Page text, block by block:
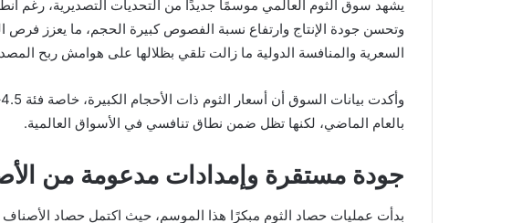
يشهد سوق الثوم العالمي موسمًا جديدًا من التحديات التصديرية، رغم
وتحسن جودة الإنتاج وارتفاع نسبة الفصوص كبيرة الحجم، ما يعزز فرص
السعرية والمنافسة الدولية ما زالت تلقي بظلالها على هوامش ربح
بالعام الماضي، لكنها تظل ضمن نطاق تنافسي في الأسواق العالمية.
جودة مستقرة وإمدادات مدعومة من
بدأت عمليات حصاد الثوم مبكرًا هذا الموسم، حيث اكتمل حصاد الأصناف